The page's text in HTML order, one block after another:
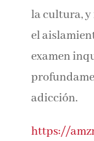
centren en
la cultura, y
y el
Un examen